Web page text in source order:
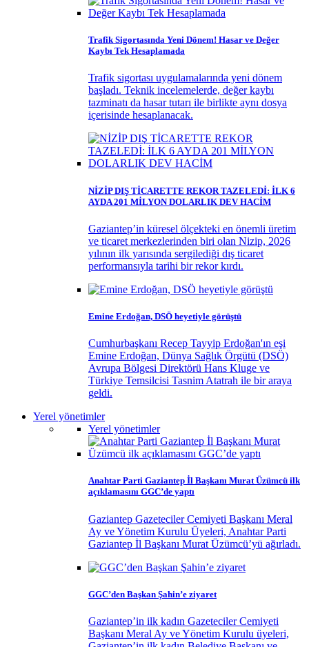
Trafik Sigortasında Yeni Dönem! Hasar ve Değer
Kaybı Tek Hesaplamada
Trafik sigortası uygulamalarında yeni dönem
başladı. Teknik incelemelerde, değer kaybı
tazminatı da hasar tutarı ile birlikte aynı dosya
içerisinde hesaplanacak.
NİZİP DIŞ TİCARETTE REKOR TAZELEDİ: İLK 6
AYDA 201 MİLYON DOLARLIK DEV HACİM
Gaziantep’in küresel ölçekteki en önemli üretim
ve ticaret merkezlerinden biri olan Nizip, 2026
yılının ilk yarısında sergilediği dış ticaret
performansıyla tarihi bir rekor kırdı.
Emine Erdoğan, DSÖ heyetiyle görüştü
Cumhurbaşkanı Recep Tayyip Erdoğan'ın eşi
Emine Erdoğan, Dünya Sağlık Örgütü (DSÖ)
Avrupa Bölgesi Direktörü Hans Kluge ve
Türkiye Temsilcisi Tasnim Atatrah ile bir araya
geldi.
Yerel yönetimler
Yerel yönetimler
Anahtar Parti Gaziantep İl Başkanı Murat Üzümcü ilk
açıklamasını GGC’de yaptı
Gaziantep Gazeteciler Cemiyeti Başkanı Meral
Ay ve Yönetim Kurulu Üyeleri, Anahtar Parti
Gaziantep İl Başkanı Murat Üzümcü’yü ağırladı.
GGC’den Başkan Şahin’e ziyaret
Gaziantep’in ilk kadın Gazeteciler Cemiyeti
Başkanı Meral Ay ve Yönetim Kurulu üyeleri,